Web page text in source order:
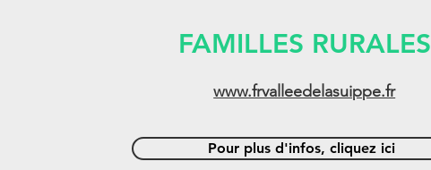
FAMILLES RURALES
www.frvalleedelasuippe.fr
Pour plus d'infos, cliquez ici